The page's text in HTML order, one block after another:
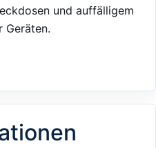
und auffälligem
Geräten.